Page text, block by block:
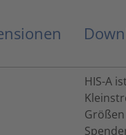
HIS-A